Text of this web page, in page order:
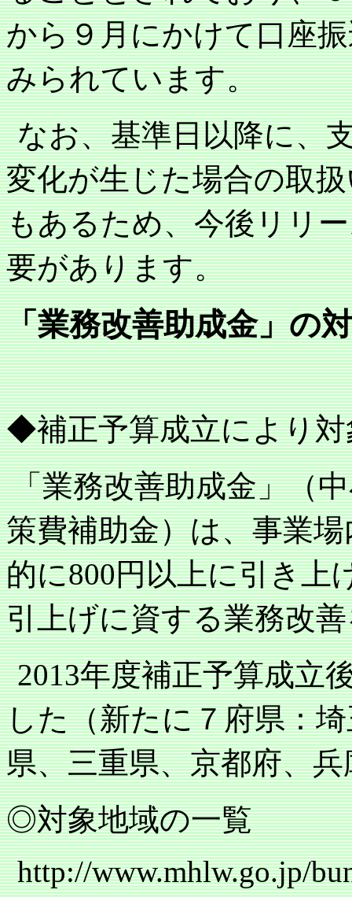
から９月にかけて口座
みられています。
なお、基準日以降に、
変化が生じた場合の取
もあるため、今後リリ
要があります。
「業務改善助成金」の
◆補正予算成立により
「業務改善助成金」（
策費補助金）は、事業
的に800円以上に引き上
引上げに資する業務改
2013年度補正予算成立
した（新たに７府県：
県、三重県、京都府、
◎対象地域の一覧
http://www.mhlw.go.jp/